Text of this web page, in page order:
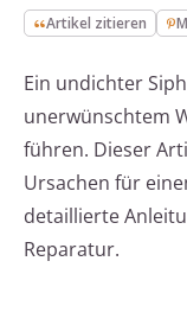
Artikel zitieren
Ein undichter
unerwünschtem
führen. Dieser
Ursachen für
detaillierte
Reparatur.